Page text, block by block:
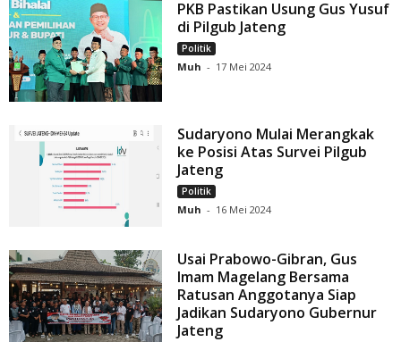
PKB Pastikan Usung Gus Yusuf
di Pilgub Jateng
Politik
Muh - 17 Mei 2024
Sudaryono Mulai Merangkak
ke Posisi Atas Survei Pilgub
Jateng
Politik
Muh - 16 Mei 2024
Usai Prabowo-Gibran, Gus
Imam Magelang Bersama
Ratusan Anggotanya Siap
Jadikan Sudaryono Gubernur
Jateng